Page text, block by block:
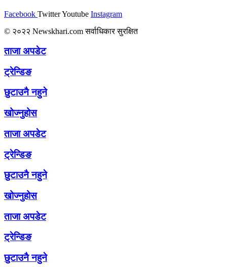
Facebook TwitterYoutube Instagram
© २०२२ Newskhari.com सर्वाधिकार सुरक्षित
ताजा अपडेट
ट्रेन्डिङ
छुटाउनै नहुने
खोज्नुहोस
ताजा अपडेट
ट्रेन्डिङ
छुटाउनै नहुने
खोज्नुहोस
ताजा अपडेट
ट्रेन्डिङ
छुटाउनै नहुने